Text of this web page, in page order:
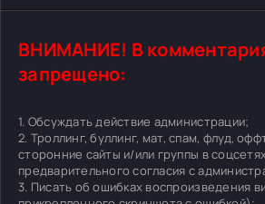
ВНИМАНИЕ! В
запрещено:
1. Обсуждать действие администрации;
2. Троллинг, буллинг, мат, спам, флуд,
сторонние сайты и/или группы в
предварительного согласия с
3. Писать об ошибках воспроизведения